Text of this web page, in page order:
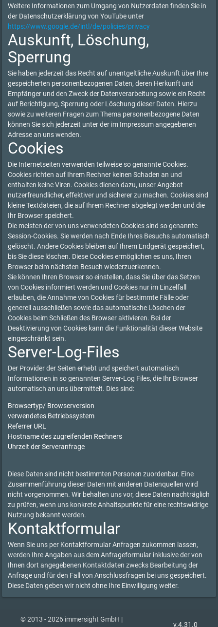
Weitere Informationen zum Umgang von Nutzerdaten finden Sie in
der Datenschutzerklärung von YouTube unter
https://www.google.de/intl/de/policies/privacy
Auskunft, Löschung,
Sperrung
Sie haben jederzeit das Recht auf unentgeltliche Auskunft über Ihre
gespeicherten personenbezogenen Daten, deren Herkunft und
Empfänger und den Zweck der Datenverarbeitung sowie ein Recht
auf Berichtigung, Sperrung oder Löschung dieser Daten. Hierzu
sowie zu weiteren Fragen zum Thema personenbezogene Daten
können Sie sich jederzeit unter der im Impressum angegebenen
Adresse an uns wenden.
Cookies
Die Internetseiten verwenden teilweise so genannte Cookies.
Cookies richten auf Ihrem Rechner keinen Schaden an und
enthalten keine Viren. Cookies dienen dazu, unser Angebot
nutzerfreundlicher, effektiver und sicherer zu machen. Cookies sind
kleine Textdateien, die auf Ihrem Rechner abgelegt werden und die
Ihr Browser speichert.
Die meisten der von uns verwendeten Cookies sind so genannte
Session-Cookies. Sie werden nach Ende Ihres Besuchs automatisch
gelöscht. Andere Cookies bleiben auf Ihrem Endgerät gespeichert,
bis Sie diese löschen. Diese Cookies ermöglichen es uns, Ihren
Browser beim nächsten Besuch wiederzuerkennen.
Sie können Ihren Browser so einstellen, dass Sie über das Setzen
von Cookies informiert werden und Cookies nur im Einzelfall
erlauben, die Annahme von Cookies für bestimmte Fälle oder
generell ausschließen sowie das automatische Löschen der
Cookies beim Schließen des Browser aktivieren. Bei der
Deaktivierung von Cookies kann die Funktionalität dieser Website
eingeschränkt sein.
Server-Log-Files
Der Provider der Seiten erhebt und speichert automatisch
Informationen in so genannten Server-Log Files, die Ihr Browser
automatisch an uns übermittelt. Dies sind:
Browsertyp/ Browserversion
verwendetes Betriebssystem
Referrer URL
Hostname des zugreifenden Rechners
Uhrzeit der Serveranfrage
Diese Daten sind nicht bestimmten Personen zuordenbar. Eine
Zusammenführung dieser Daten mit anderen Datenquellen wird
nicht vorgenommen. Wir behalten uns vor, diese Daten nachträglich
zu prüfen, wenn uns konkrete Anhaltspunkte für eine rechtswidrige
Nutzung bekannt werden.
Kontaktformular
Wenn Sie uns per Kontaktformular Anfragen zukommen lassen,
werden Ihre Angaben aus dem Anfrageformular inklusive der von
Ihnen dort angegebenen Kontaktdaten zwecks Bearbeitung der
Anfrage und für den Fall von Anschlussfragen bei uns gespeichert.
Diese Daten geben wir nicht ohne Ihre Einwilligung weiter.
© 2013 - 2026 immersight GmbH |
v.4.31.0